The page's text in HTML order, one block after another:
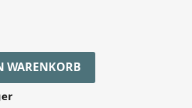
WARENKORB